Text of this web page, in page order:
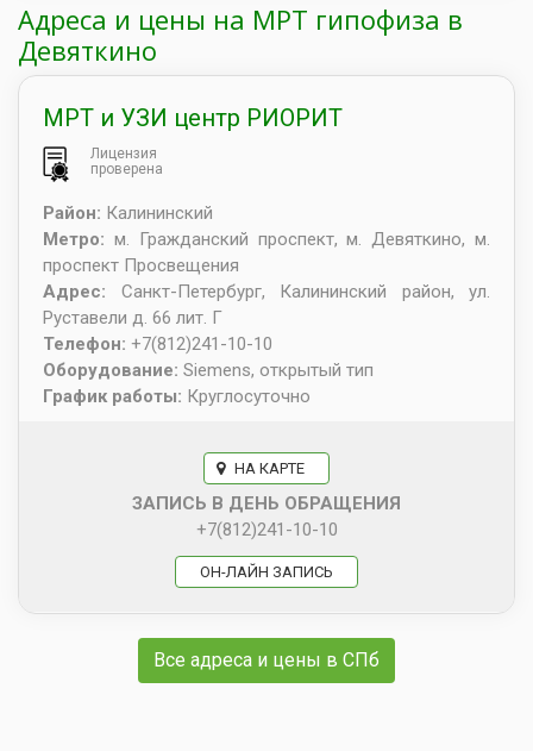
Адреса и цены на МРТ гипофиза в
Девяткино
МРТ и УЗИ центр РИОРИТ
Лицензия
проверена
Район: Калининский
Метро: м. Гражданский проспект, м. Девяткино, м.
проспект Просвещения
Адрес: Санкт-Петербург, Калининский район, ул.
Руставели д. 66 лит. Г
Телефон: +7(812)241-10-10
Оборудование: Siemens, открытый тип
График работы: Круглосуточно
НА КАРТЕ
ЗАПИСЬ В ДЕНЬ ОБРАЩЕНИЯ
+7(812)241-10-10
ОН-ЛАЙН ЗАПИСЬ
Все адреса и цены в СПб